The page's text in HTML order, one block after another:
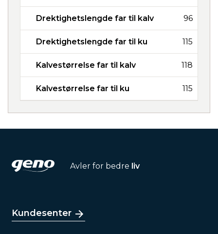
Drektighetslengde far til kalv 96
Drektighetslengde far til ku 115
Kalvestørrelse far til kalv 118
Kalvestørrelse far til ku 115
Avler for bedre liv
Kundesenter